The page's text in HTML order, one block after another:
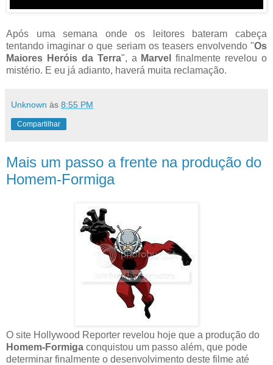
Após uma semana onde os leitores bateram cabeça
tentando imaginar o que seriam os teasers envolvendo "Os
Maiores Heróis da Terra", a Marvel
finalmente revelou o
mistério. E eu já adianto, haverá muita reclamação.
Unknown às 8:55 PM
Compartilhar
Mais um passo a frente na produção do
Homem-Formiga
O site Hollywood Reporter revelou hoje que a produção do
Homem-Formiga conquistou um passo além, que pode
determinar finalmente o desenvolvimento deste filme até